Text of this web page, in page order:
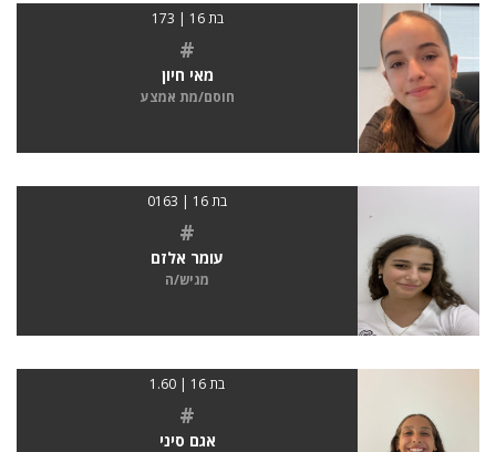
בת 16 | 173
#
מאי חיון
חוסם/מת אמצע
בת 16 | 0163
#
עומר אלזם
מגיש/ה
בת 16 | 1.60
#
אגם סיני